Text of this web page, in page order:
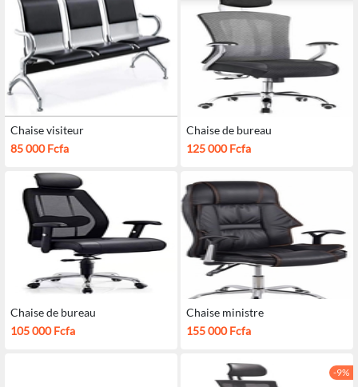
Chaise visiteur
85 000 Fcfa
Chaise de bureau
125 000 Fcfa
Chaise de bureau
105 000 Fcfa
Chaise ministre
155 000 Fcfa
-9%